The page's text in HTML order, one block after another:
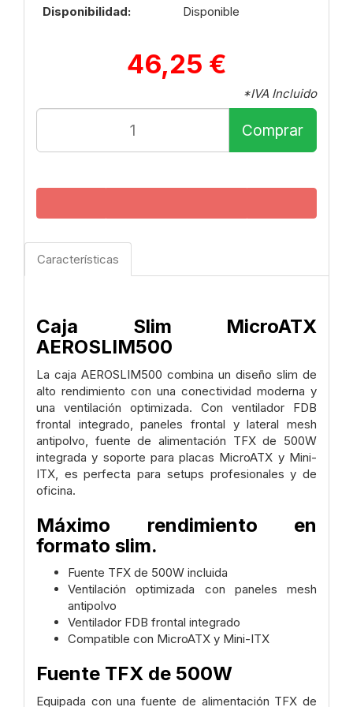
Disponibilidad: Disponible
46,25 €
*IVA Incluido
Comprar
Características
Caja Slim MicroATX
AEROSLIM500
La caja AEROSLIM500 combina un diseño slim de
alto rendimiento con una conectividad moderna y
una ventilación optimizada. Con ventilador FDB
frontal integrado, paneles frontal y lateral mesh
antipolvo, fuente de alimentación TFX de 500W
integrada y soporte para placas MicroATX y Mini-
ITX, es perfecta para setups profesionales y de
oficina.
Máximo rendimiento en
formato slim.
Fuente TFX de 500W incluida
Ventilación optimizada con paneles mesh
antipolvo
Ventilador FDB frontal integrado
Compatible con MicroATX y Mini-ITX
Fuente TFX de 500W
Equipada con una fuente de alimentación TFX de